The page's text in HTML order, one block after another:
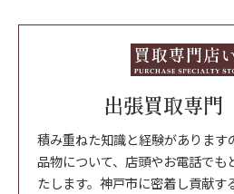
出張買取専
積み重ねた知識と経験があります
品物について、店頭やお電話でも
たします。神戸市に密着し貢献す